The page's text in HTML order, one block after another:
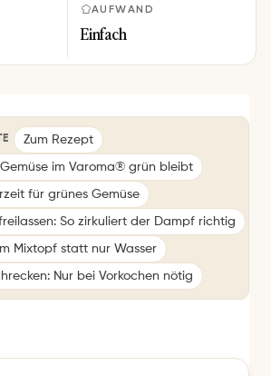
AUFWAND
Einfach
Zum Rezept
im Varoma® grün bleibt
für grünes Gemüse
So zirkuliert der Dampf richtig
Mixtopf statt nur Wasser
Nur bei Vorkochen nötig